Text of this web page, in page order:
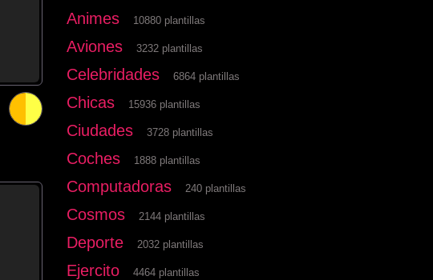
Animes 10880 plantillas
Aviones 3232 plantillas
Celebridades 6864 plantillas
Chicas 15936 plantillas
Ciudades 3728 plantillas
Coches 1888 plantillas
Computadoras 240 plantillas
Cosmos 2144 plantillas
Deporte 2032 plantillas
Ejercito 4464 plantillas